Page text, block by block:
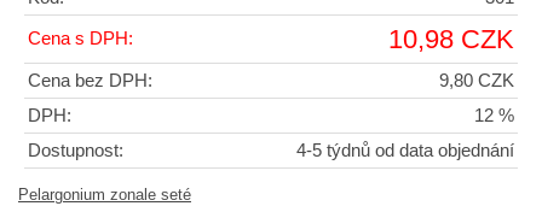
Cena s DPH: 10,98 CZK
Cena bez DPH:
9,80 CZK
DPH:
12 %
Dostupnost:
4-5 týdnů od data objednání
Pelargonium zonale seté